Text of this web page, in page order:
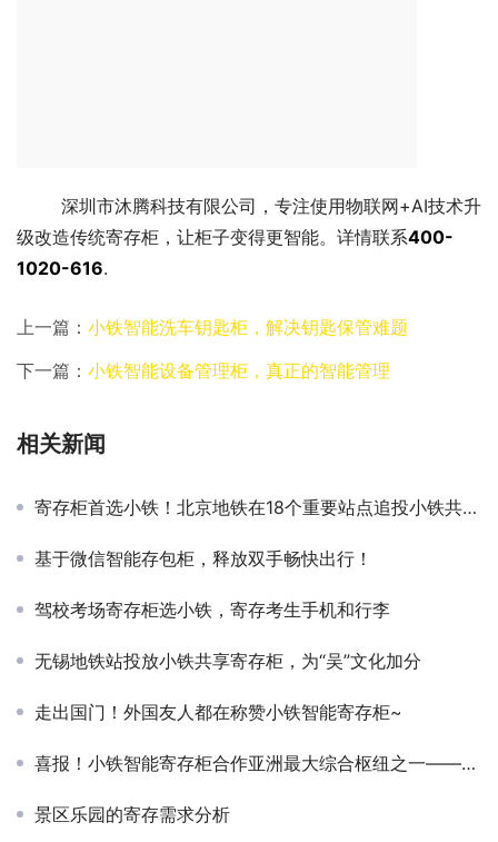
级改造传统寄存柜，让柜子变得更智能。详情联系400-
1020-616.
上一篇： 小铁智能洗车钥匙柜，解决钥匙保管难题
下一篇： 小铁智能设备管理柜，真正的智能管理
相关新闻
寄存柜首选小铁！北京地铁在18个重要站点追投小铁共享寄存柜
基于微信智能存包柜，释放双手畅快出行！
驾校考场寄存柜选小铁，寄存考生手机和行李
无锡地铁站投放小铁共享寄存柜，为“吴”文化加分
走出国门！外国友人都在称赞小铁智能寄存柜~
喜报！小铁智能寄存柜合作亚洲最大综合枢纽之一——广州白云站
景区乐园的寄存需求分析